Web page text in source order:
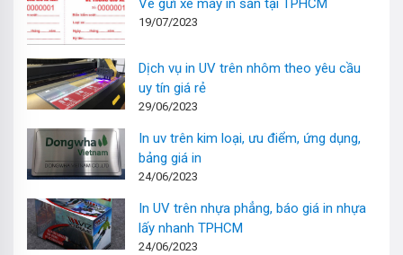
Vé gửi xe máy in sẵn tại TPHCM
19/07/2023
Dịch vụ in UV trên nhôm theo yêu cầu
uy tín giá rẻ
29/06/2023
In uv trên kim loại, ưu điểm, ứng dụng,
bảng giá in
24/06/2023
In UV trên nhựa phẳng, báo giá in nhựa
lấy nhanh TPHCM
24/06/2023